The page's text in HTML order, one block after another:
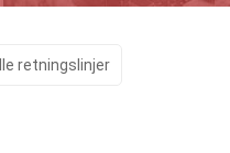
retningslinjer